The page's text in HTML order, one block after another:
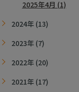
2025年4月 (1)
2024年 (13)
2023年 (7)
2022年 (20)
2021年 (17)